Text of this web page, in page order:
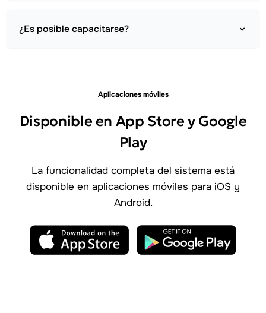
¿Es posible capacitarse?
Aplicaciones móviles
Disponible en App Store y Google
Play
La funcionalidad completa del sistema está
disponible en aplicaciones móviles para iOS y
Android.